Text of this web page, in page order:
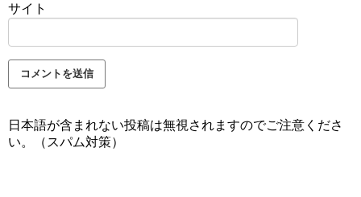
サイト
日本語が含まれない投稿は無視されますのでご注意くださ
い。（スパム対策）